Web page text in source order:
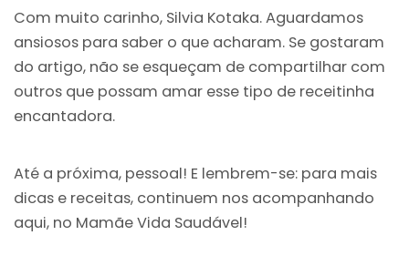
Com muito carinho, Silvia Kotaka. Aguardamos
ansiosos para saber o que acharam. Se gostaram
do artigo, não se esqueçam de compartilhar com
outros que possam amar esse tipo de receitinha
encantadora.
Até a próxima, pessoal! E lembrem-se: para mais
dicas e receitas, continuem nos acompanhando
aqui, no Mamãe Vida Saudável!